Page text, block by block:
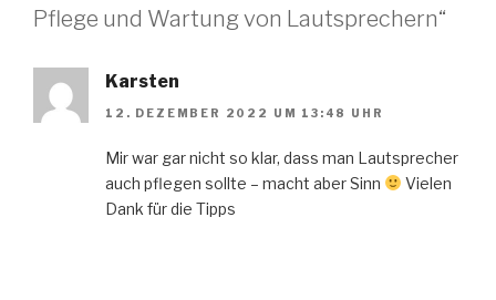
Pflege und Wartung von Lautsprechern“
Karsten
12. DEZEMBER 2022 UM 13:48 UHR
Mir war gar nicht so klar, dass man Lautsprecher
auch pflegen sollte – macht aber Sinn
Vielen
Dank für die Tipps